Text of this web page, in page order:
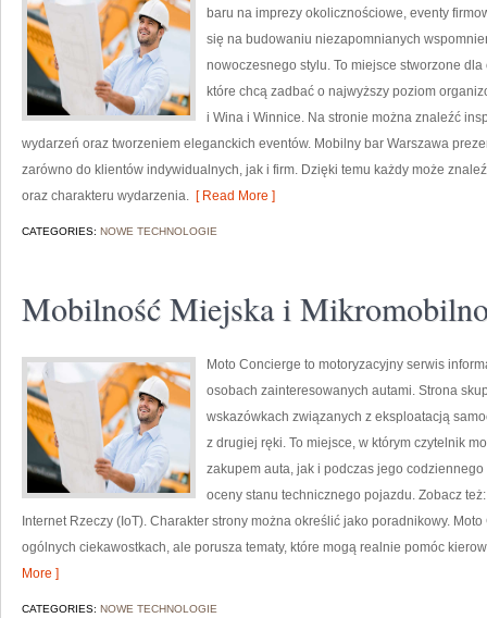
baru na imprezy okolicznościowe, eventy
się na budowaniu niezapomnianych
nowoczesnego stylu. To miejsce stworzone
które chcą zadbać o najwyższy poziom
i Wina i Winnice. Na stronie można znaleźć
wydarzeń oraz tworzeniem eleganckich eventów. Mobilny bar Warszawa
zarówno do klientów indywidualnych, jak i firm. Dzięki temu każdy może
oraz charakteru wydarzenia. [ Read More ]
CATEGORIES: NOWE TECHNOLOGIE
Mobilność Miejska i
Moto Concierge to motoryzacyjny serwis
osobach zainteresowanych autami. Strona
wskazówkach związanych z eksploatacją
z drugiej ręki. To miejsce, w którym czytelnik
zakupem auta, jak i podczas jego
oceny stanu technicznego pojazdu. Zobacz
Internet Rzeczy (IoT). Charakter strony można określić jako poradnikowy.
ogólnych ciekawostkach, ale porusza tematy, które mogą realnie pomóc
More ]
CATEGORIES: NOWE TECHNOLOGIE